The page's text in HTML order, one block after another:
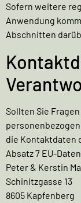
Sofern weitere
Anwendung
Abschnitten
Sollten Sie
die Kontaktdaten
Absatz 7 EU-
Peter & Kerstin
Schinitzgasse 13
8605 Kapfenberg